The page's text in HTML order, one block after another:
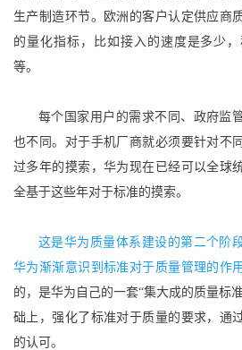
生产制造环节。欧洲的客户认定供应商
的量化指标，比如接入的速度是多少
等。
每个国家用户的需求不同、政府监
也不同。对于手机厂商就必须要针对不
过多年的摸索，华为现在已经可以全球
全基于这些年对于标准的摸索。
这是华为质量体系建设的第二个阶
华为渐渐意识到标准对于质量管理的作用
的，是华为自己的一套“集大成的质量标
础上，强化了标准对于质量的要求，通
的认可。